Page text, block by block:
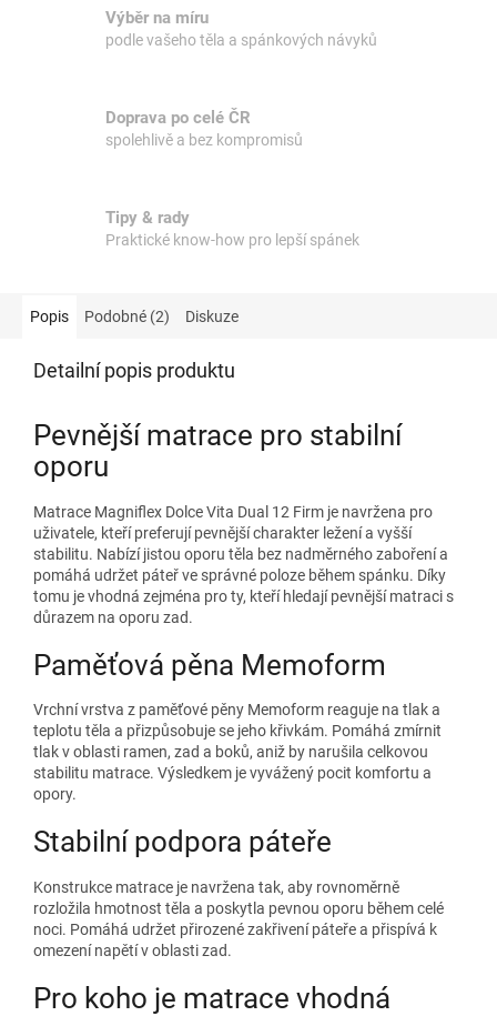
Výběr na míru
podle vašeho těla a spánkových návyků
Doprava po celé ČR
spolehlivě a bez kompromisů
Tipy & rady
Praktické know-how pro lepší spánek
Popis Podobné (2) Diskuze
Detailní popis produktu
Pevnější matrace pro stabilní
oporu
Matrace Magniflex Dolce Vita Dual 12 Firm je navržena pro
uživatele, kteří preferují pevnější charakter ležení a vyšší
stabilitu. Nabízí jistou oporu těla bez nadměrného zaboření a
pomáhá udržet páteř ve správné poloze během spánku. Díky
tomu je vhodná zejména pro ty, kteří hledají pevnější matraci s
důrazem na oporu zad.
Paměťová pěna Memoform
Vrchní vrstva z paměťové pěny Memoform reaguje na tlak a
teplotu těla a přizpůsobuje se jeho křivkám. Pomáhá zmírnit
tlak v oblasti ramen, zad a boků, aniž by narušila celkovou
stabilitu matrace. Výsledkem je vyvážený pocit komfortu a
opory.
Stabilní podpora páteře
Konstrukce matrace je navržena tak, aby rovnoměrně
rozložila hmotnost těla a poskytla pevnou oporu během celé
noci. Pomáhá udržet přirozené zakřivení páteře a přispívá k
omezení napětí v oblasti zad.
Pro koho je matrace vhodná